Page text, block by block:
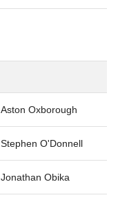
Aston Oxborough
Stephen O'Donnell
Jonathan Obika